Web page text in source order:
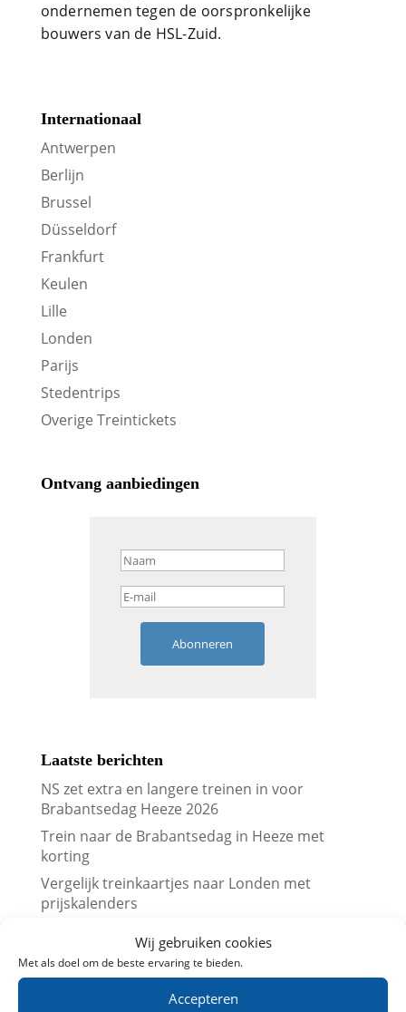
Wij gebruiken cookies
Met als doel om de beste ervaring te bieden.
Accepteren
ondernemen tegen de oorspronkelijke
bouwers van de HSL-Zuid.
Internationaal
Antwerpen
Berlijn
Brussel
Düsseldorf
Frankfurt
Keulen
Lille
Londen
Parijs
Stedentrips
Overige Treintickets
Ontvang aanbiedingen
Abonneren
Laatste berichten
NS zet extra en langere treinen in voor
Brabantsedag Heeze 2026
Trein naar de Brabantsedag in Heeze met
korting
Vergelijk treinkaartjes naar Londen met
prijskalenders
prijskalenders
Treinkaartjes bij NS International met korting